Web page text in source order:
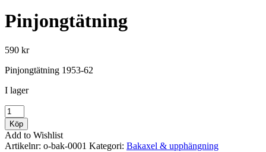
Pinjongtätning
590 kr
Pinjongtätning 1953-62
I lager
Pinjongtätning
mängd
Köp
Add to Wishlist
Artikelnr: o-bak-0001 Kategori: Bakaxel & upphängning